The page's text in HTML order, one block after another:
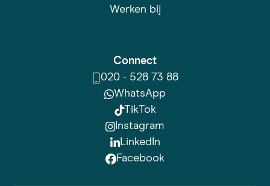
Werken bij
Connect
020 - 528 73 88
WhatsApp
TikTok
Instagram
LinkedIn
Facebook